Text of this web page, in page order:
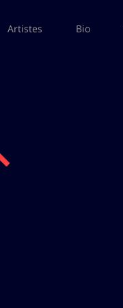
Artistes Bio